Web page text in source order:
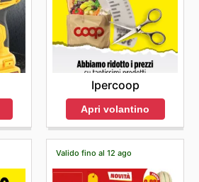
Ipercoop
Apri volantino
Valido fino al 12 ago